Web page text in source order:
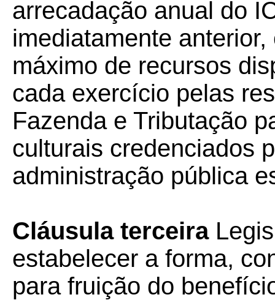
arrecadação anual do
imediatamente
máximo de recursos
cada exercício pelas
Fazenda e Tributação
culturais credenciados
administração pública
Cláusula terceira
estabelecer a forma,
para fruição do